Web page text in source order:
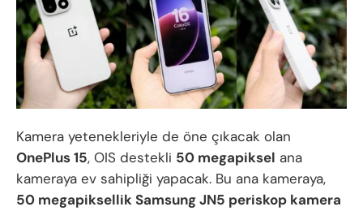
Kamera yetenekleriyle de öne çıkacak olan
OnePlus 15, OIS destekli 50 megapiksel ana
kameraya ev sahipliği yapacak. Bu ana kameraya,
50 megapiksellik Samsung JN5 periskop kamera